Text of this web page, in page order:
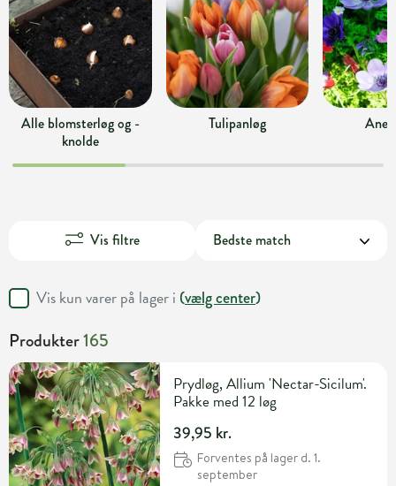
Alle blomsterløg og -
knolde
Tulipanløg
Vis filtre
Vis kun varer på lager i (vælg center)
Produkter165
Prydløg, Allium 'Nectar-Sicilum'.
Pakke med 12 løg
39,95 kr.
Forventes på lager d. 1.
september